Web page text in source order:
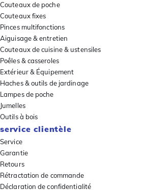
Couteaux de poche
Couteaux fixes
Pinces multifonctions
Aiguisage & entretien
Couteaux de cuisine & ustensiles
Poêles & casseroles
Extérieur & Équipement
Haches & outils de jardinage
Lampes de poche
Jumelles
Outils à bois
service clientèle
Service
Garantie
Retours
Rétractation de commande
Déclaration de confidentialité